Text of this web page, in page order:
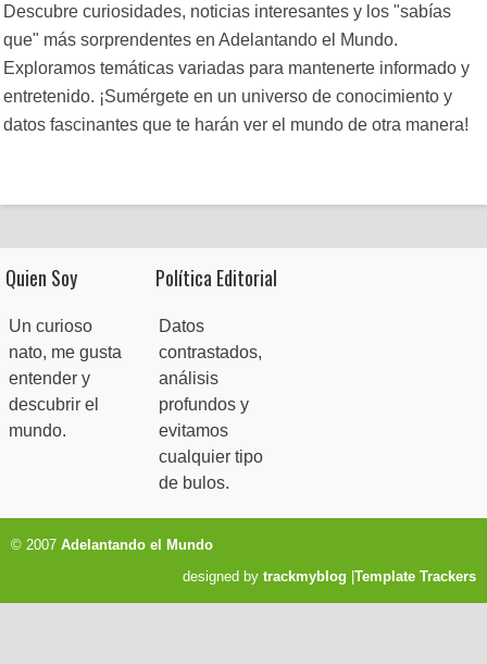
Descubre curiosidades, noticias interesantes y los "sabías
que" más sorprendentes en Adelantando el Mundo.
Exploramos temáticas variadas para mantenerte informado y
entretenido. ¡Sumérgete en un universo de conocimiento y
datos fascinantes que te harán ver el mundo de otra manera!
Quien Soy
Un curioso
nato, me gusta
entender y
descubrir el
mundo.
Política Editorial
Datos
contrastados,
análisis
profundos y
evitamos
cualquier tipo
de bulos.
© 2007 Adelantando el Mundo
designed by trackmyblog Template Trackers